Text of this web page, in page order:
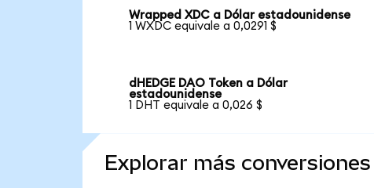
Wrapped XDC a Dólar estadounidense
1 WXDC equivale a 0,0291 $
dHEDGE DAO Token a Dólar
estadounidense
1 DHT equivale a 0,026 $
Explorar más conversiones